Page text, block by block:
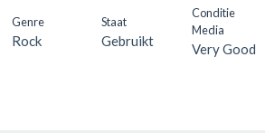
Genre
Rock
Staat
Gebruikt
Conditie
Media
Very Good